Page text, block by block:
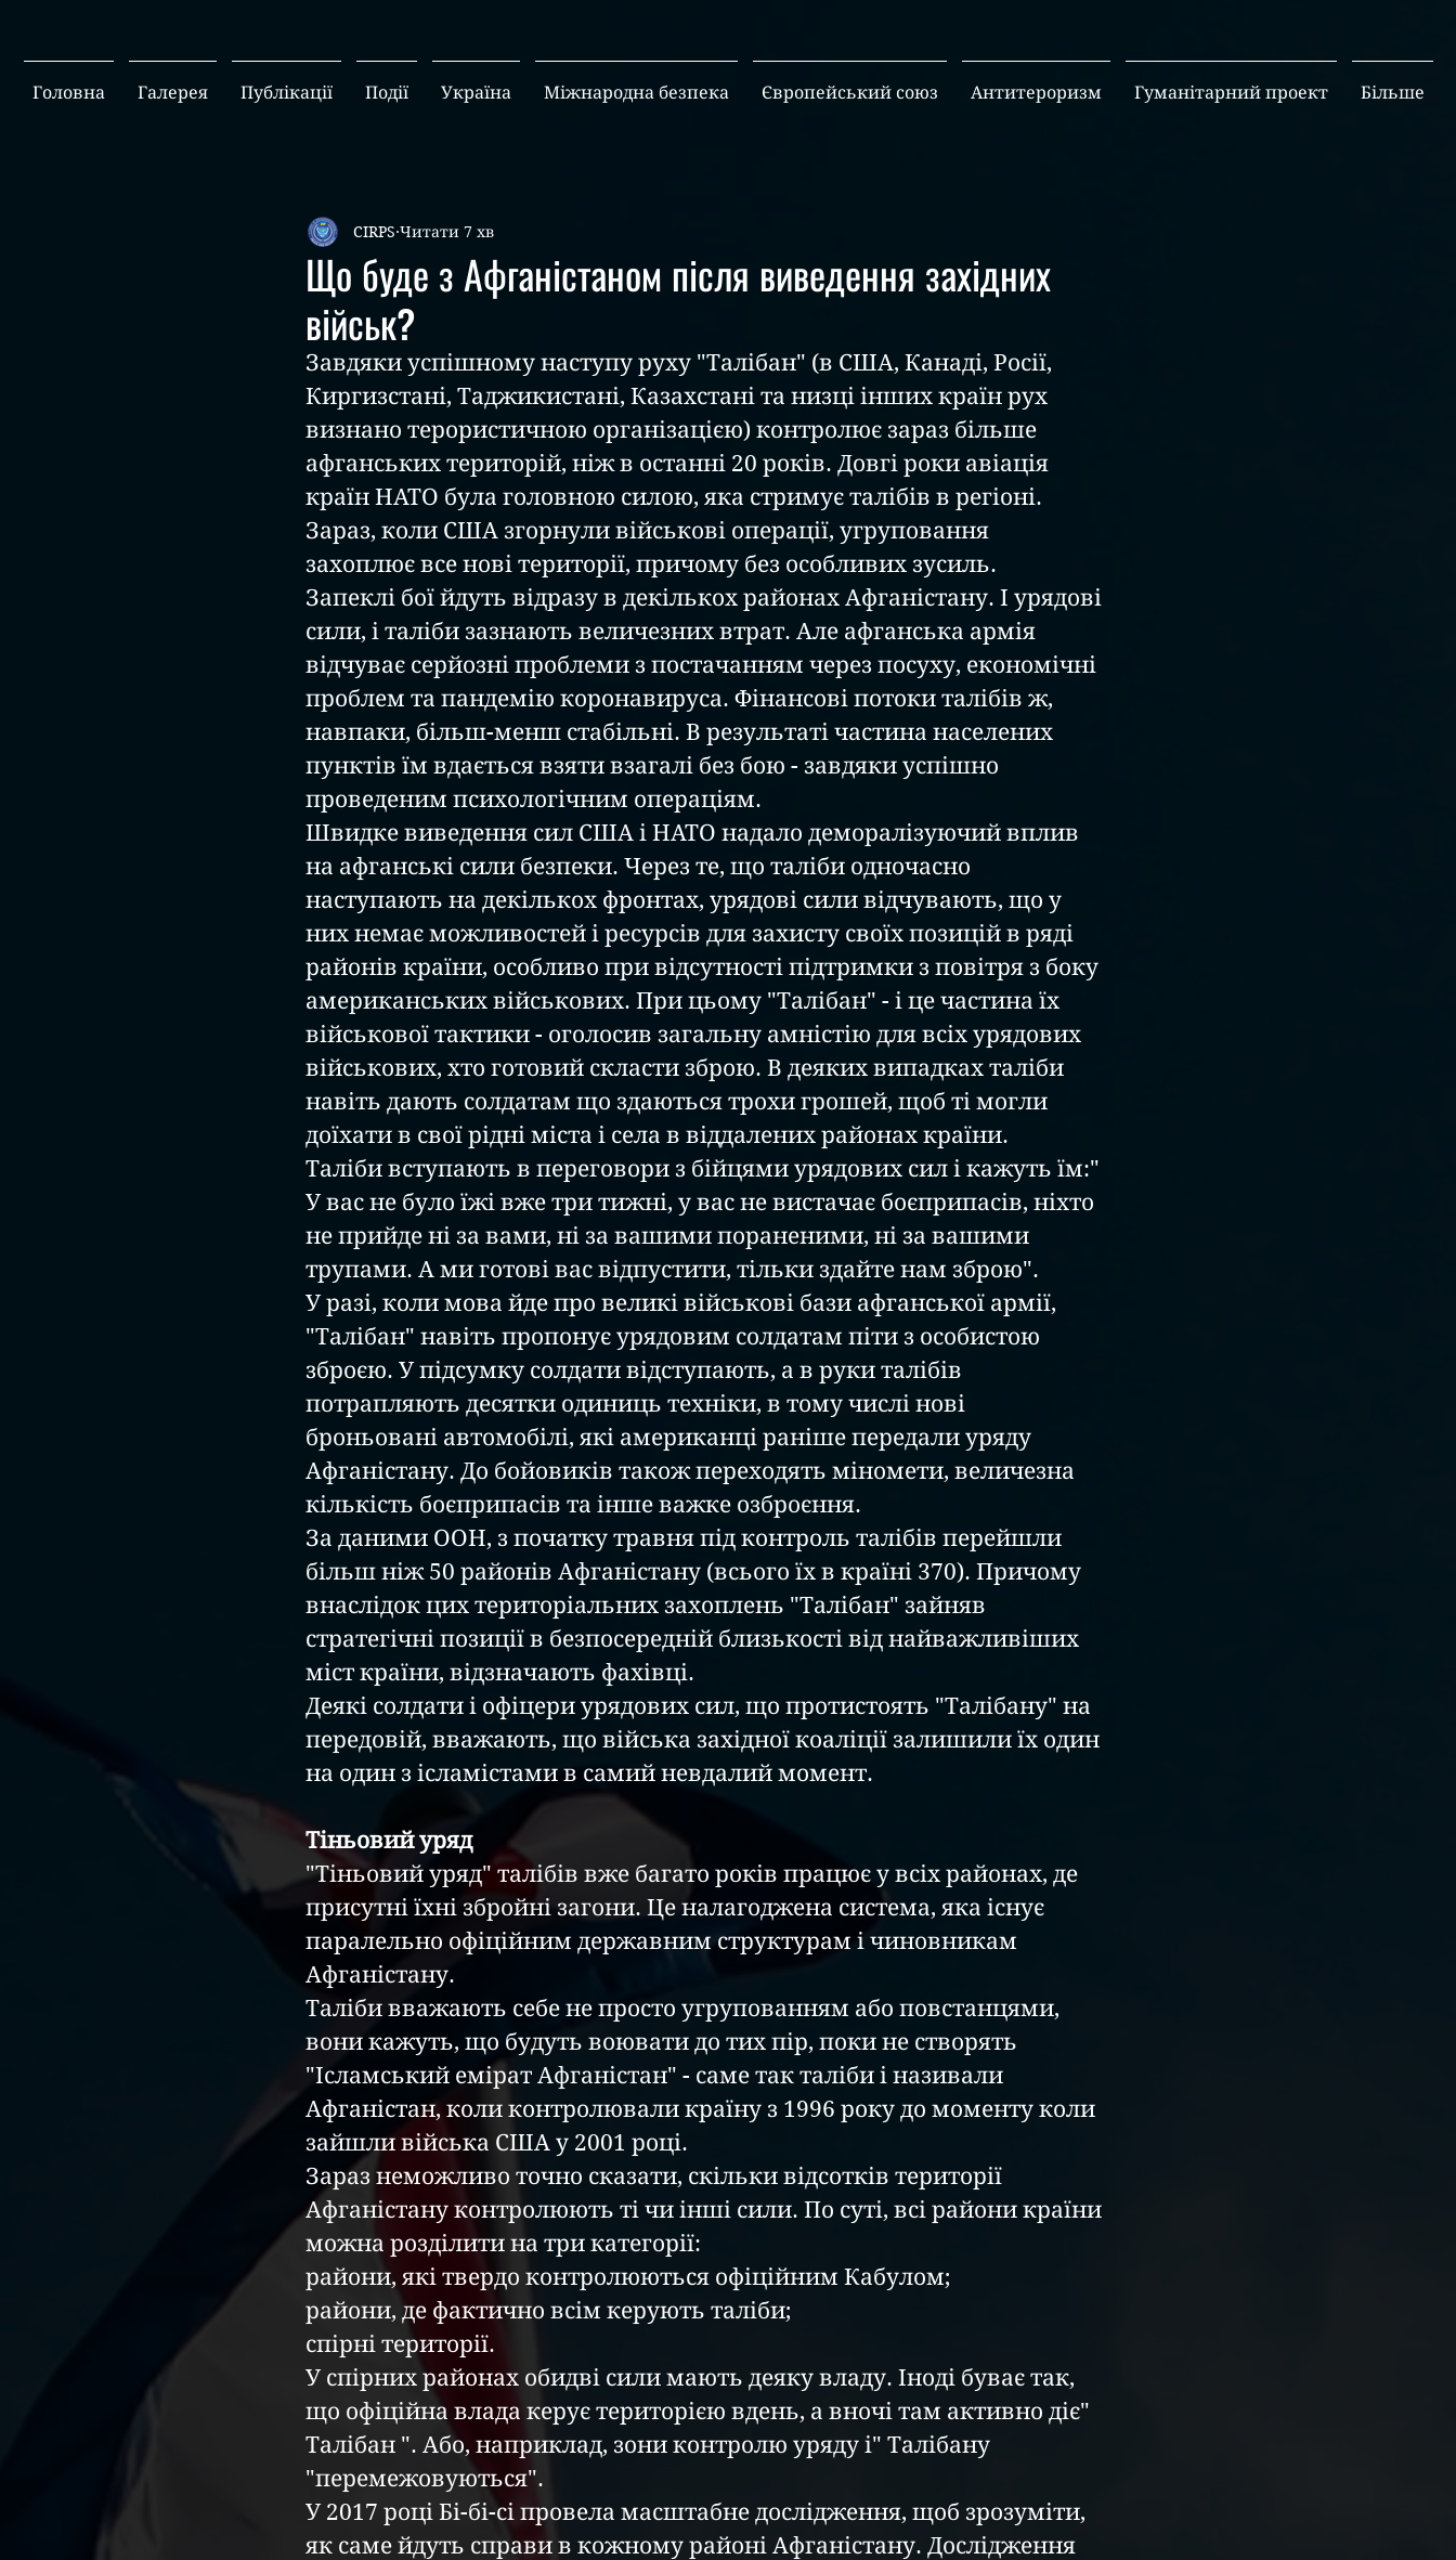
Головна Галерея Публікації Події Україна Міжнародна безпека Європейський союз Антитероризм Гуманітарний проект Більше
Що буде з Афганістаном після виведення західних
військ?
CIRPS Читати 7 хв
Завдяки успішному наступу руху "Талібан" (в США, Канаді, Росії,
Киргизстані, Таджикистані, Казахстані та низці інших країн рух
визнано терористичною організацією) контролює зараз більше
афганських територій, ніж в останні 20 років. Довгі роки авіація
країн НАТО була головною силою, яка стримує талібів в регіоні.
Зараз, коли США згорнули військові операції, угруповання
захоплює все нові території, причому без особливих зусиль.
Запеклі бої йдуть відразу в декількох районах Афганістану. І урядові
сили, і таліби зазнають величезних втрат. Але афганська армія
відчуває серйозні проблеми з постачанням через посуху, економічні
проблем та пандемію коронавируса. Фінансові потоки талібів ж,
навпаки, більш-менш стабільні. В результаті частина населених
пунктів їм вдається взяти взагалі без бою - завдяки успішно
проведеним психологічним операціям.
Швидке виведення сил США і НАТО надало деморалізуючий вплив
на афганські сили безпеки. Через те, що таліби одночасно
наступають на декількох фронтах, урядові сили відчувають, що у
них немає можливостей і ресурсів для захисту своїх позицій в ряді
районів країни, особливо при відсутності підтримки з повітря з боку
американських військових. При цьому "Талібан" - і це частина їх
військової тактики - оголосив загальну амністію для всіх урядових
військових, хто готовий скласти зброю. В деяких випадках таліби
навіть дають солдатам що здаються трохи грошей, щоб ті могли
доїхати в свої рідні міста і села в віддалених районах країни.
Таліби вступають в переговори з бійцями урядових сил і кажуть їм:"
У вас не було їжі вже три тижні, у вас не вистачає боєприпасів, ніхто
не прийде ні за вами, ні за вашими пораненими, ні за вашими
трупами. А ми готові вас відпустити, тільки здайте нам зброю".
У разі, коли мова йде про великі військові бази афганської армії,
"Талібан" навіть пропонує урядовим солдатам піти з особистою
зброєю. У підсумку солдати відступають, а в руки талібів
потрапляють десятки одиниць техніки, в тому числі нові
броньовані автомобілі, які американці раніше передали уряду
Афганістану. До бойовиків також переходять міномети, величезна
кількість боєприпасів та інше важке озброєння.
За даними ООН, з початку травня під контроль талібів перейшли
більш ніж 50 районів Афганістану (всього їх в країні 370). Причому
внаслідок цих територіальних захоплень "Талібан" зайняв
стратегічні позиції в безпосередній близькості від найважливіших
міст країни, відзначають фахівці.
Деякі солдати і офіцери урядових сил, що протистоять "Талібану" на
передовій, вважають, що війська західної коаліції залишили їх один
на один з ісламістами в самий невдалий момент.
Тіньовий уряд
"Тіньовий уряд" талібів вже багато років працює у всіх районах, де
присутні їхні збройні загони. Це налагоджена система, яка існує
паралельно офіційним державним структурам і чиновникам
Афганістану.
Таліби вважають себе не просто угрупованням або повстанцями,
вони кажуть, що будуть воювати до тих пір, поки не створять
"Ісламський емірат Афганістан" - саме так таліби і називали
Афганістан, коли контролювали країну з 1996 року до моменту коли
зайшли війська США у 2001 році.
Зараз неможливо точно сказати, скільки відсотків території
Афганістану контролюють ті чи інші сили. По суті, всі райони країни
можна розділити на три категорії:
райони, які твердо контролюються офіційним Кабулом;
райони, де фактично всім керують таліби;
спірні території.
У спірних районах обидві сили мають деяку владу. Іноді буває так,
що офіційна влада керує територією вдень, а вночі там активно діє"
Талібан ". Або, наприклад, зони контролю уряду і" Талібану
"перемежовуються".
У 2017 році Бі-бі-сі провела масштабне дослідження, щоб зрозуміти,
як саме йдуть справи в кожному районі Афганістану. Дослідження